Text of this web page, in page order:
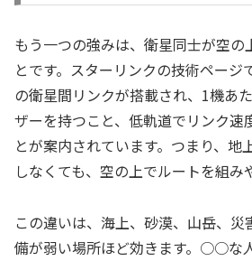
もう一つの強みは、衛星同士が空の
とです。スターリンクの技術ページ
の衛星間リンクが搭載され、1機あ
ザーを持つこと、低軌道でリンク速
とが案内されています。つまり、地
しなくても、空の上でルートを組み
この違いは、海上、砂漠、山岳、
備が弱い場所ほど効きます。○○な